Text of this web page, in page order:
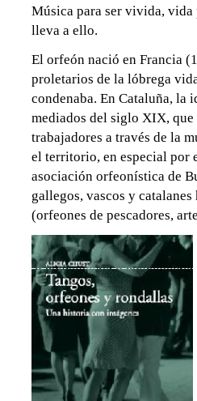
Música para ser vivida, vida
lleva a ello.
El orfeón nació en Francia
proletarios de la lóbrega
condenaba. En Cataluña, la
mediados del siglo XIX,
trabajadores a través de la
el territorio, en especial por
asociación orfeonística de
gallegos, vascos y
(orfeones de pescadores,